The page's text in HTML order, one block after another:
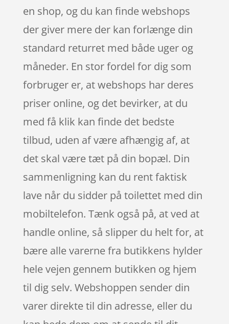
en shop, og du kan finde webshops
der giver mere der kan forlænge din
standard returret med både uger og
måneder. En stor fordel for dig som
forbruger er, at webshops har deres
priser online, og det bevirker, at du
med få klik kan finde det bedste
tilbud, uden af være afhængig af, at
det skal være tæt på din bopæl. Din
sammenligning kan du rent faktisk
lave når du sidder på toilettet med din
mobiltelefon. Tænk også på, at ved at
handle online, så slipper du helt for, at
bære alle varerne fra butikkens hylder
hele vejen gennem butikken og hjem
til dig selv. Webshoppen sender din
varer direkte til din adresse, eller du